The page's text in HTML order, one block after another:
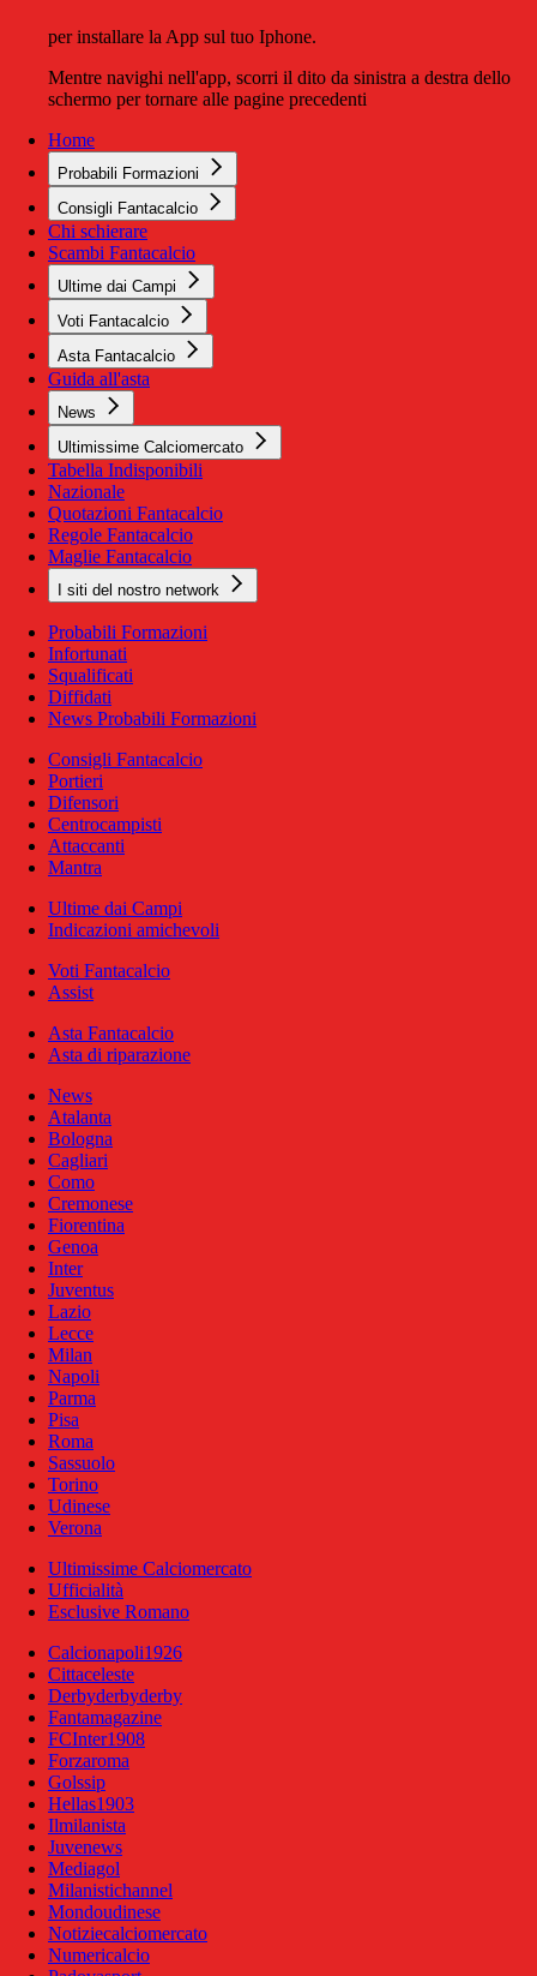
per installare la App sul tuo Iphone.
Mentre navighi nell'app, scorri il dito da sinistra a destra dello
schermo per tornare alle pagine precedenti
Home
Probabili Formazioni
Consigli Fantacalcio
Chi schierare
Scambi Fantacalcio
Ultime dai Campi
Voti Fantacalcio
Asta Fantacalcio
Guida all'asta
News
Ultimissime Calciomercato
Tabella Indisponibili
Nazionale
Quotazioni Fantacalcio
Regole Fantacalcio
Maglie Fantacalcio
I siti del nostro network
Probabili Formazioni
Infortunati
Squalificati
Diffidati
News Probabili Formazioni
Consigli Fantacalcio
Portieri
Difensori
Centrocampisti
Attaccanti
Mantra
Ultime dai Campi
Indicazioni amichevoli
Voti Fantacalcio
Assist
Asta Fantacalcio
Asta di riparazione
News
Atalanta
Bologna
Cagliari
Como
Cremonese
Fiorentina
Genoa
Inter
Juventus
Lazio
Lecce
Milan
Napoli
Parma
Pisa
Roma
Sassuolo
Torino
Udinese
Verona
Ultimissime Calciomercato
Ufficialità
Esclusive Romano
Calcionapoli1926
Cittaceleste
Derbyderbyderby
Fantamagazine
FCInter1908
Forzaroma
Golssip
Hellas1903
Ilmilanista
Juvenews
Mediagol
Milanistichannel
Mondoudinese
Notiziecalciomercato
Numericalcio